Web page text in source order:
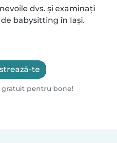
dvs. și examinați
babysitting în Iași.
te
gratuit pentru bone!